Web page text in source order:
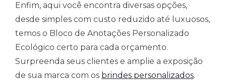
Enfim, aqui você encontra diversas opções,
desde simples com custo reduzido até luxuosos,
temos o Bloco de Anotações Personalizado
Ecológico certo para cada orçamento.
Surpreenda seus clientes e amplie a exposição
de sua marca com os brindes personalizados.